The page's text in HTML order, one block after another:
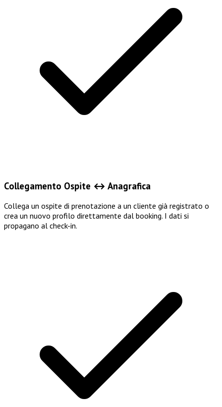
Collegamento Ospite ↔ Anagrafica
Collega un ospite di prenotazione a un cliente già registrato o
crea un nuovo profilo direttamente dal booking. I dati si
propagano al check-in.